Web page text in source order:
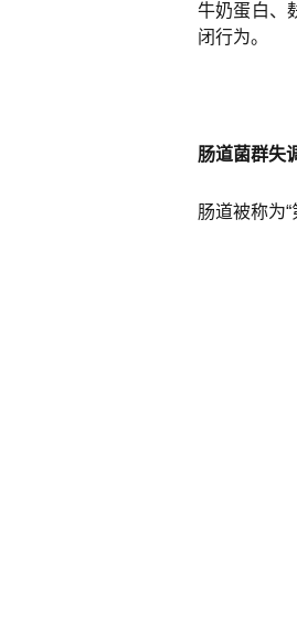
牛奶蛋白、
闭行为。
肠道菌群失
肠道被称为